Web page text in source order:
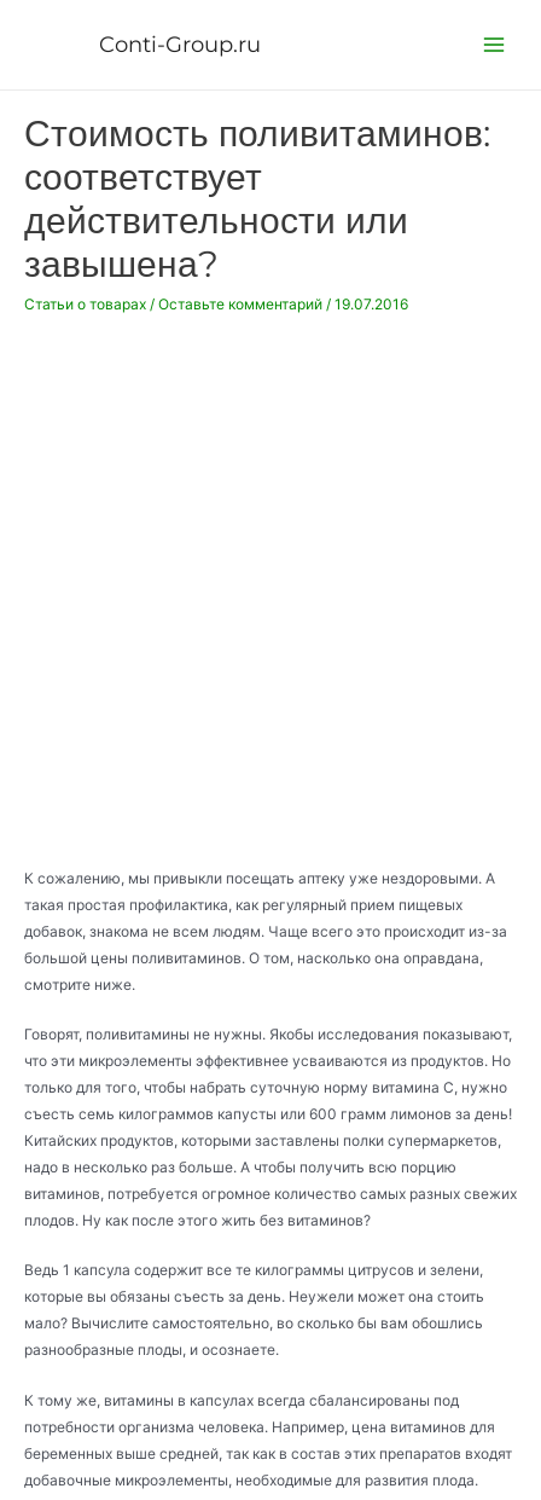
Conti-Group.ru
Стоимость поливитаминов:
соответствует
действительности или
завышена?
Статьи о товарах / Оставьте комментарий / 19.07.2016
К сожалению, мы привыкли посещать аптеку уже нездоровыми. А
такая простая профилактика, как регулярный прием пищевых
добавок, знакома не всем людям. Чаще всего это происходит из-за
большой цены поливитаминов. О том, насколько она оправдана,
смотрите ниже.
Говорят, поливитамины не нужны. Якобы исследования показывают,
что эти микроэлементы эффективнее усваиваются из продуктов. Но
только для того, чтобы набрать суточную норму витамина C, нужно
съесть семь килограммов капусты или 600 грамм лимонов за день!
Китайских продуктов, которыми заставлены полки супермаркетов,
надо в несколько раз больше. А чтобы получить всю порцию
витаминов, потребуется огромное количество самых разных свежих
плодов. Ну как после этого жить без витаминов?
Ведь 1 капсула содержит все те килограммы цитрусов и зелени,
которые вы обязаны съесть за день. Неужели может она стоить
мало? Вычислите самостоятельно, во сколько бы вам обошлись
разнообразные плоды, и осознаете.
К тому же, витамины в капсулах всегда сбалансированы под
потребности организма человека. Например, цена витаминов для
беременных выше средней, так как в состав этих препаратов входят
добавочные микроэлементы, необходимые для развития плода.